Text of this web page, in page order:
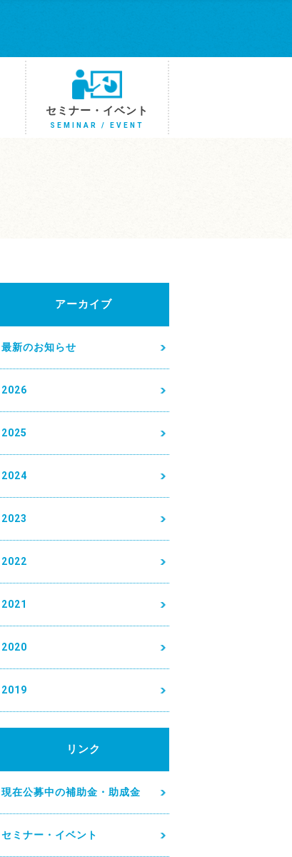
セミナー・イベント
SEMINAR / EVENT
アーカイブ
最新のお知らせ
2026
2025
2024
2023
2022
2021
2020
2019
リンク
現在公募中の補助金・助成金
セミナー・イベント